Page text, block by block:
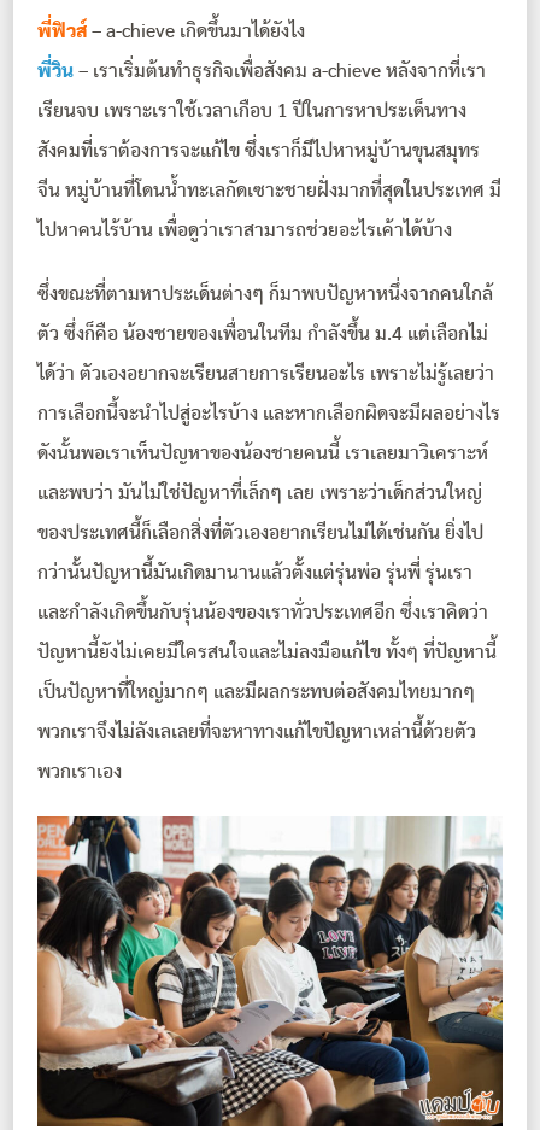
พี่ฟิวส์ – a-chieve เกิดขึ้นมาได้ยังไง
พี่วิน – เราเริ่มต้นทำธุรกิจเพื่อสังคม a-chieve หลังจากที่เรา
เรียนจบ เพราะเราใช้เวลาเกือบ 1 ปีในการหาประเด็นทาง
สังคมที่เราต้องการจะแก้ไข ซึ่งเราก็มีไปหาหมู่บ้านขุนสมุทร
จีน หมู่บ้านที่โดนน้ำทะเลกัดเซาะชายฝั่งมากที่สุดในประเทศ มี
ไปหาคนไร้บ้าน เพื่อดูว่าเราสามารถช่วยอะไรเค้าได้บ้าง
ซึ่งขณะที่ตามหาประเด็นต่างๆ ก็มาพบปัญหาหนึ่งจากคนใกล้
ตัว ซึ่งก็คือ น้องชายของเพื่อนในทีม กำลังขึ้น ม.4 แต่เลือกไม่
ได้ว่า ตัวเองอยากจะเรียนสายการเรียนอะไร เพราะไม่รู้เลยว่า
การเลือกนี้จะนำไปสู่อะไรบ้าง และหากเลือกผิดจะมีผลอย่างไร
ดังนั้นพอเราเห็นปัญหาของน้องชายคนนี้ เราเลยมาวิเคราะห์
และพบว่า มันไม่ใช่ปัญหาที่เล็กๆ เลย เพราะว่าเด็กส่วนใหญ่
ของประเทศนี้ก็เลือกสิ่งที่ตัวเองอยากเรียนไม่ได้เช่นกัน ยิ่งไป
กว่านั้นปัญหานี้มันเกิดมานานแล้วตั้งแต่รุ่นพ่อ รุ่นพี่ รุ่นเรา
และกำลังเกิดขึ้นกับรุ่นน้องของเราทั่วประเทศอีก ซึ่งเราคิดว่า
ปัญหานี้ยังไม่เคยมีใครสนใจและไม่ลงมือแก้ไข ทั้งๆ ที่ปัญหานี้
เป็นปัญหาที่ใหญ่มากๆ และมีผลกระทบต่อสังคมไทยมากๆ
พวกเราจึงไม่ลังเลเลยที่จะหาทางแก้ไขปัญหาเหล่านี้ด้วยตัว
พวกเราเอง